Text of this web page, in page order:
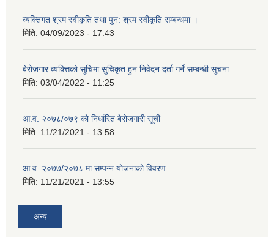
व्यक्तिगत श्रम स्वीकृति तथा पुन: श्रम स्वीकृति सम्बन्धमा ।
मिति: 04/09/2023 - 17:43
बेरोजगार व्यक्त्तिको सूचिमा सुचिकृत हुन निवेदन दर्ता गर्ने सम्बन्धी सूचना
मिति: 03/04/2022 - 11:25
आ.व. २०७८/०७९ को निर्धारित बेरोजगारी सूची
मिति: 11/21/2021 - 13:58
आ.व. २०७७/२०७८ मा सम्पन्न योजनाको विवरण
मिति: 11/21/2021 - 13:55
अन्य